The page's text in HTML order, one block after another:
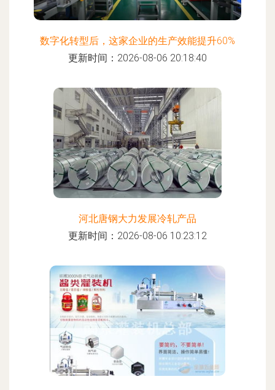
数字化转型后，这家企业的生产效能提升60%
更新时间：2026-08-06 20:18:40
河北唐钢大力发展冷轧产品
更新时间：2026-08-06 10:23:12